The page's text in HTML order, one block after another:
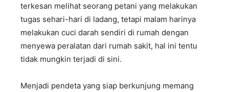
terkesan melihat seorang petani yang melakukan
tugas sehari-hari di ladang, tetapi malam harinya
melakukan cuci darah sendiri di rumah dengan
menyewa peralatan dari rumah sakit, hal ini tentu
tidak mungkin terjadi di sini.
Menjadi pendeta yang siap berkunjung memang